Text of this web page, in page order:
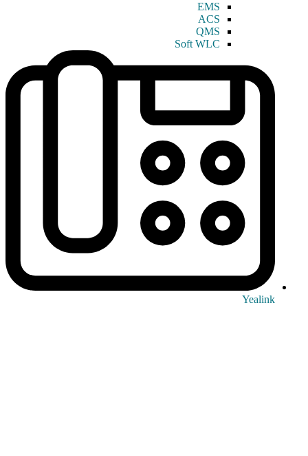
EMS
ACS
QMS
Soft WLC
Yealink